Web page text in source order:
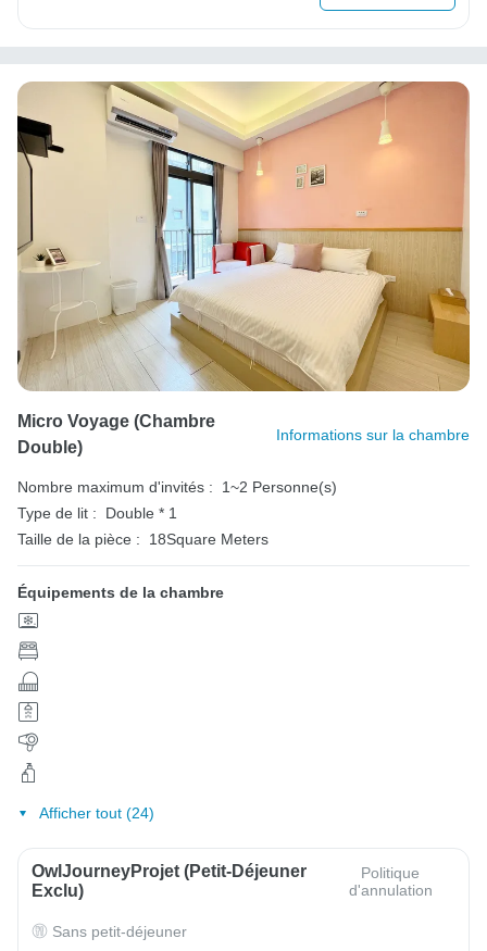
Micro Voyage (chambre
Double)
Informations sur la chambre
Nombre maximum d'invités :
1~2 Personne(s)
Type de lit :
Double * 1
Taille de la pièce :
18Square Meters
Équipements de la chambre
Afficher tout (24)
OwlJourneyProjet (petit-Déjeuner
Exclu)
Politique
d'annulation
Sans petit-déjeuner